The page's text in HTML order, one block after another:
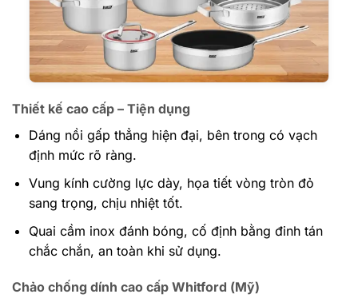
Thiết kế cao cấp – Tiện dụng
Dáng nồi gấp thẳng hiện đại, bên trong có vạch
định mức rõ ràng.
Vung kính cường lực dày, họa tiết vòng tròn đỏ
sang trọng, chịu nhiệt tốt.
Quai cầm inox đánh bóng, cố định bằng đinh tán
chắc chắn, an toàn khi sử dụng.
Chảo chống dính cao cấp Whitford (Mỹ)